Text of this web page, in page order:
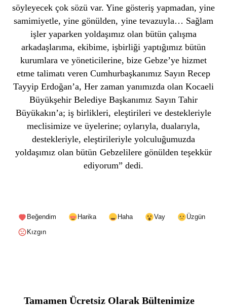
söyleyecek çok sözü var. Yine gösteriş yapmadan, yine
samimiyetle, yine gönülden, yine tevazuyla… Sağlam
işler yaparken yoldaşımız olan bütün çalışma
arkadaşlarıma, ekibime, işbirliği yaptığımız bütün
kurumlara ve yöneticilerine, bize Gebze’ye hizmet
etme talimatı veren Cumhurbaşkanımız Sayın Recep
Tayyip Erdoğan’a, Her zaman yanımızda olan Kocaeli
Büyükşehir Belediye Başkanımız Sayın Tahir
Büyükakın’a; iş birlikleri, eleştirileri ve destekleriyle
meclisimize ve üyelerine; oylarıyla, dualarıyla,
destekleriyle, eleştirileriyle yolculuğumuzda
yoldaşımız olan bütün Gebzelilere gönülden teşekkür
ediyorum” dedi.
Beğendim Harika Haha Vay
Üzgün
Kızgın
Tamamen Ücretsiz Olarak Bültenimize